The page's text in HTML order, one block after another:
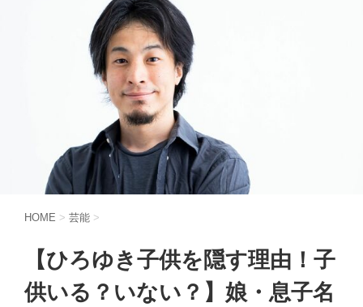
HOME > 芸能 >
【ひろゆき子供を隠す理由！子
供いる？いない？】娘・息子名